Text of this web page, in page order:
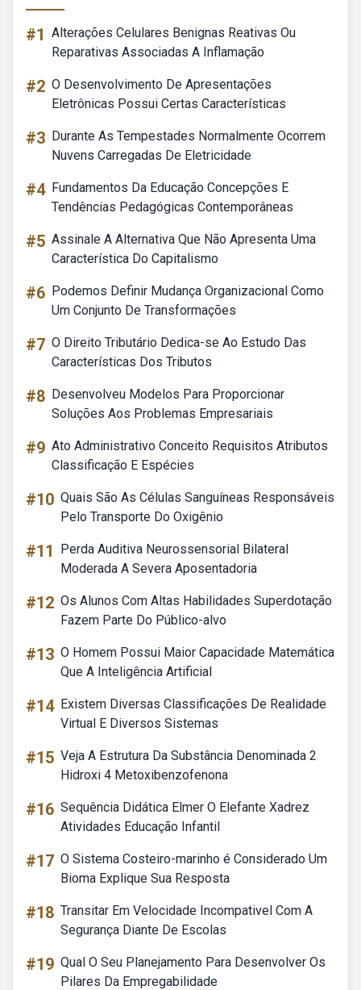
#1 Alterações Celulares Benignas Reativas Ou
Reparativas Associadas A Inflamação
#2 O Desenvolvimento De Apresentações
Eletrônicas Possui Certas Características
#3 Durante As Tempestades Normalmente Ocorrem
Nuvens Carregadas De Eletricidade
#4 Fundamentos Da Educação Concepções E
Tendências Pedagógicas Contemporâneas
#5 Assinale A Alternativa Que Não Apresenta Uma
Característica Do Capitalismo
#6 Podemos Definir Mudança Organizacional Como
Um Conjunto De Transformações
#7 O Direito Tributário Dedica-se Ao Estudo Das
Características Dos Tributos
#8 Desenvolveu Modelos Para Proporcionar
Soluções Aos Problemas Empresariais
#9 Ato Administrativo Conceito Requisitos Atributos
Classificação E Espécies
#10 Quais São As Células Sanguíneas Responsáveis
Pelo Transporte Do Oxigênio
#11
Perda Auditiva Neurossensorial Bilateral
Moderada A Severa Aposentadoria
#12 Os Alunos Com Altas Habilidades Superdotação
Fazem Parte Do Público-alvo
#13 O Homem Possui Maior Capacidade Matemática
Que A Inteligência Artificial
#14 Existem Diversas Classificações De Realidade
Virtual E Diversos Sistemas
#15 Veja A Estrutura Da Substância Denominada 2
Hidroxi 4 Metoxibenzofenona
#16 Sequência Didática Elmer O Elefante Xadrez
Atividades Educação Infantil
#17 O Sistema Costeiro-marinho é Considerado Um
Bioma Explique Sua Resposta
#18 Transitar Em Velocidade Incompativel Com A
Segurança Diante De Escolas
#19 Qual O Seu Planejamento Para Desenvolver Os
Pilares Da Empregabilidade